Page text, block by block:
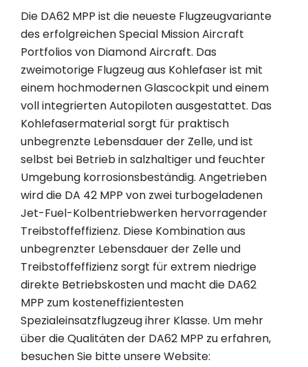
Die DA62 MPP ist die neueste Flugzeugvariante
des erfolgreichen Special Mission Aircraft
Portfolios von Diamond Aircraft. Das
zweimotorige Flugzeug aus Kohlefaser ist mit
einem hochmodernen Glascockpit und einem
voll integrierten Autopiloten ausgestattet. Das
Kohlefasermaterial sorgt für praktisch
unbegrenzte Lebensdauer der Zelle, und ist
selbst bei Betrieb in salzhaltiger und feuchter
Umgebung korrosionsbeständig. Angetrieben
wird die DA 42 MPP von zwei turbogeladenen
Jet-Fuel-Kolbentriebwerken hervorragender
Treibstoffeffizienz. Diese Kombination aus
unbegrenzter Lebensdauer der Zelle und
Treibstoffeffizienz sorgt für extrem niedrige
direkte Betriebskosten und macht die DA62
MPP zum kosteneffizientesten
Spezialeinsatzflugzeug ihrer Klasse. Um mehr
über die Qualitäten der DA62 MPP zu erfahren,
besuchen Sie bitte unsere Website: